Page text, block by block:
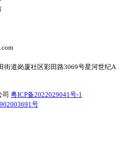
街道岗厦社区彩田路3069号星河世纪A
司 粤ICP备2022029041号-1
号